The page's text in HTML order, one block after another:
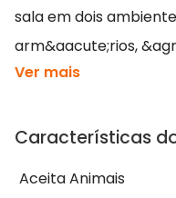
sala em dois
arm&aacute;rios,
Ver mais
Características
Aceita Animais